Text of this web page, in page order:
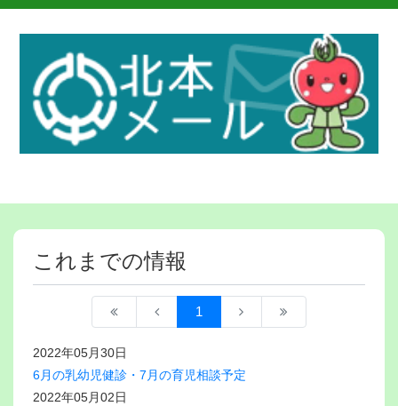
これまでの情報
1
2022年05月30日
6月の乳幼児健診・7月の育児相談予定
2022年05月02日